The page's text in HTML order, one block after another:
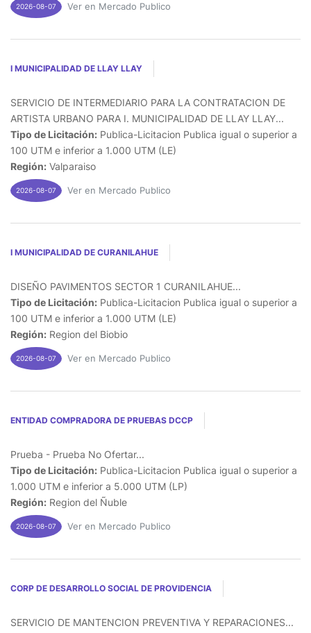
2026-08-07 Ver en Mercado Publico
I MUNICIPALIDAD DE LLAY LLAY
SERVICIO DE INTERMEDIARIO PARA LA CONTRATACION DE
ARTISTA URBANO PARA I. MUNICIPALIDAD DE LLAY LLAY...
Tipo de Licitación: Publica-Licitacion Publica igual o superior a
100 UTM e inferior a 1.000 UTM (LE)
Región: Valparaiso
2026-08-07 Ver en Mercado Publico
I MUNICIPALIDAD DE CURANILAHUE
DISEÑO PAVIMENTOS SECTOR 1 CURANILAHUE...
Tipo de Licitación: Publica-Licitacion Publica igual o superior a
100 UTM e inferior a 1.000 UTM (LE)
Región: Region del Biobio
2026-08-07 Ver en Mercado Publico
ENTIDAD COMPRADORA DE PRUEBAS DCCP
Prueba - Prueba No Ofertar...
Tipo de Licitación: Publica-Licitacion Publica igual o superior a
1.000 UTM e inferior a 5.000 UTM (LP)
Región: Region del Ñuble
2026-08-07 Ver en Mercado Publico
CORP DE DESARROLLO SOCIAL DE PROVIDENCIA
SERVICIO DE MANTENCION PREVENTIVA Y REPARACIONES...